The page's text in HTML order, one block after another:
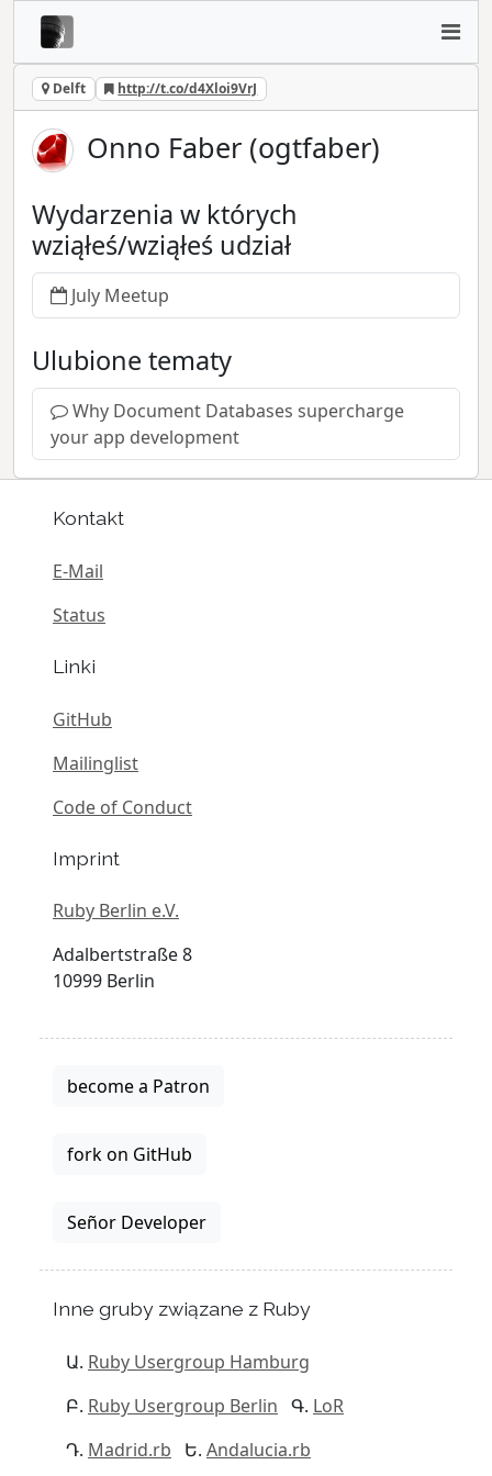
Delft http://t.co/d4Xloi9VrJ
Onno Faber (ogtfaber)
Wydarzenia w których
wziąłeś/wziąłeś udział
July Meetup
Ulubione tematy
Why Document Databases supercharge
your app development
Kontakt
E-Mail
Status
Linki
GitHub
Mailinglist
Code of Conduct
Imprint
Ruby Berlin e.V.
Adalbertstraße 8
10999 Berlin
become a Patron
fork on GitHub
Señor Developer
Inne gruby związane z Ruby
Ruby Usergroup Hamburg
Ruby Usergroup Berlin
LoR
Madrid.rb
Andalucia.rb